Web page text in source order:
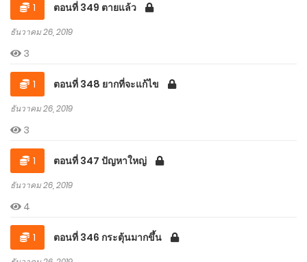
1 ตอนที่ 349 ตายแล้ว
ธันวาคม 26, 2019
3
1 ตอนที่ 348 ยากที่จะแก้ไข
ธันวาคม 26, 2019
3
1 ตอนที่ 347 ปัญหาใหญ่
ธันวาคม 26, 2019
4
1 ตอนที่ 346 กระตุ้นมากขึ้น